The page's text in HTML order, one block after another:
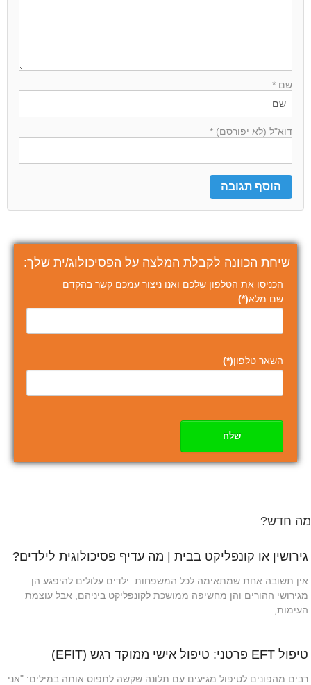
שם *
דוא"ל (לא יפורסם) *
שיחת הכוונה לקבלת המלצה על הפסיכולוג/ית שלך:
הכניסו את הטלפון שלכם ואנו ניצור עמכם קשר בהקדם
שם מלא(*)
השאר טלפון(*)
שלח
מה חדש?
גירושין או קונפליקט בבית | מה עדיף פסיכולוגית לילדים?
אין תשובה אחת שמתאימה לכל המשפחות. ילדים עלולים להיפגע הן
מגירושי ההורים והן מחשיפה ממושכת לקונפליקט ביניהם, אבל עוצמת
העימות,…
טיפול EFT פרטני: טיפול אישי ממוקד רגש (EFIT)
רבים מהפונים לטיפול מגיעים עם תלונה שקשה לתפוס אותה במילים: "אני